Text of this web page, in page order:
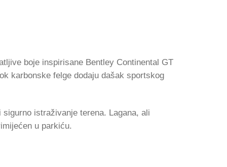
boje inspirisane Bentley Continental GT
karbonske felge dodaju dašak sportskog
istraživanje terena. Lagana, ali
u parkiću.